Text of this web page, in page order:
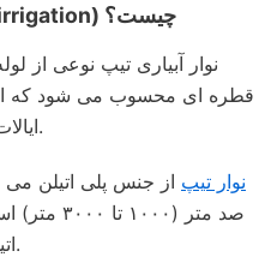
نوار آبیاری تیپ (tape dirp irrigation) چیست؟
نوار آبیاری تیپ نوعی از
ایالات متحده آمریکا تولید شده است.
نوار تیپ از جنس پلی اتیلن می
صد متر (۱۰۰۰ تا ۳۰۰۰ متر) است.
اتیلن سخت، بسیار نرم می باشد.